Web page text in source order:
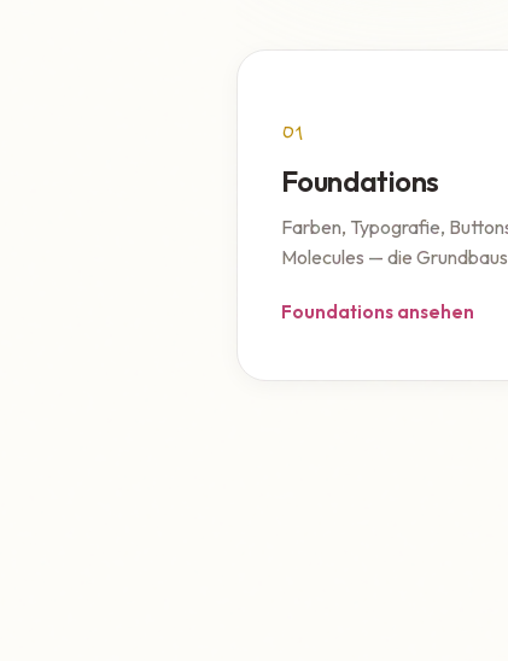
01
Foundations
Farben, Typografie,
Molecules — die
Foundations ansehen